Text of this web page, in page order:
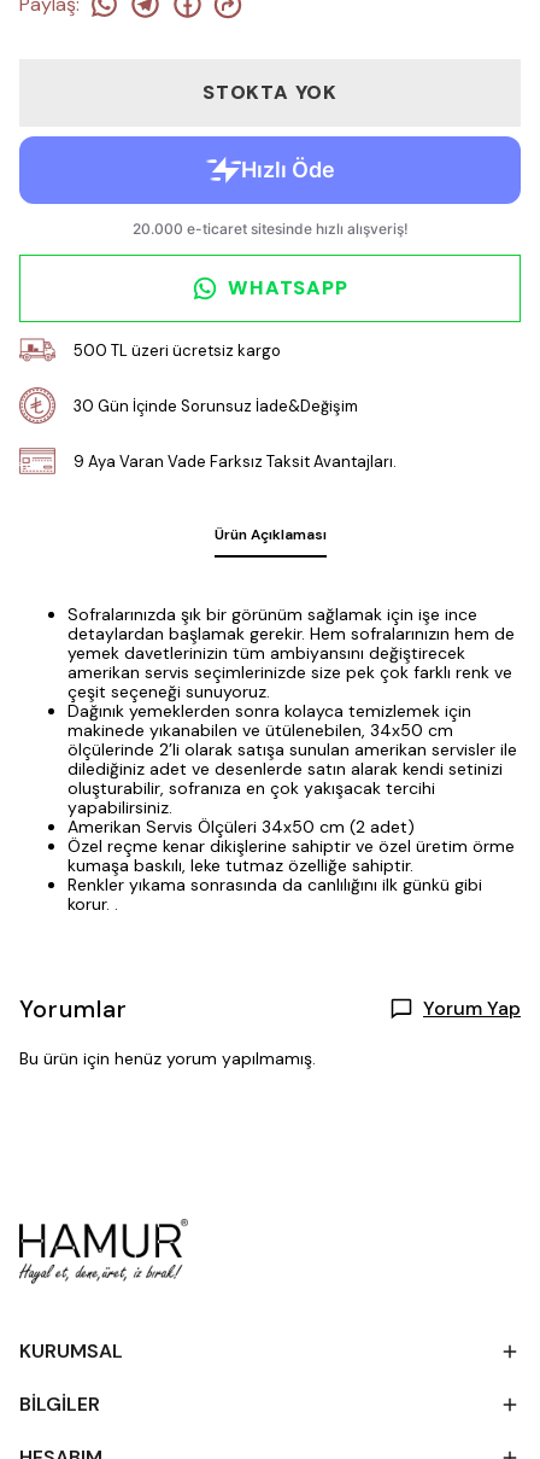
STOKTA YOK
WHATSAPP
500 TL üzeri ücretsiz kargo
30 Gün İçinde Sorunsuz İade&Değişim
9 Aya Varan Vade Farksız Taksit Avantajları.
Ürün Açıklaması
Sofralarınızda şık bir görünüm sağlamak için işe ince
detaylardan başlamak gerekir. Hem sofralarınızın hem de
yemek davetlerinizin tüm ambiyansını değiştirecek
amerikan servis seçimlerinizde size pek çok farklı renk ve
çeşit seçeneği sunuyoruz.
Dağınık yemeklerden sonra kolayca temizlemek için
makinede yıkanabilen ve ütülenebilen, 34x50 cm
ölçülerinde 2’li olarak satışa sunulan amerikan servisler ile
dilediğiniz adet ve desenlerde satın alarak kendi setinizi
oluşturabilir, sofranıza en çok yakışacak tercihi
yapabilirsiniz.
Amerikan Servis Ölçüleri 34x50 cm (2 adet)
Özel reçme kenar dikişlerine sahiptir ve özel üretim örme
kumaşa baskılı, leke tutmaz özelliğe sahiptir.
Renkler yıkama sonrasında da canlılığını ilk günkü gibi
korur. .
Yorumlar Yorum Yap
Bu ürün için henüz yorum yapılmamış.
KURUMSAL
BİLGİLER